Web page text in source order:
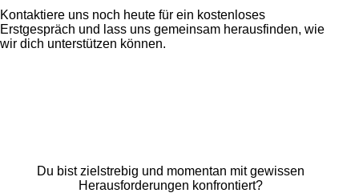
Kontaktiere uns noch heute für ein kostenloses
Erstgespräch und lass uns gemeinsam herausfinden, wie
wir dich unterstützen können.
Du bist zielstrebig und momentan mit gewissen
Herausforderungen konfrontiert?